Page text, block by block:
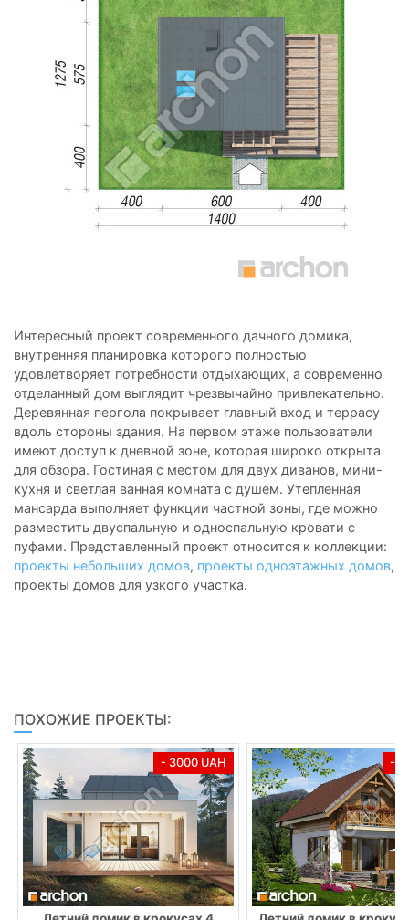
Интересный проект современного дачного домика,
внутренняя планировка которого полностью
удовлетворяет потребности отдыхающих, а современно
отделанный дом выглядит чрезвычайно привлекательно.
Деревянная пергола покрывает главный вход и террасу
вдоль стороны здания. На первом этаже пользователи
имеют доступ к дневной зоне, которая широко открыта
для обзора. Гостиная с местом для двух диванов, мини-
кухня и светлая ванная комната с душем. Утепленная
мансарда выполняет функции частной зоны, где можно
разместить двуспальную и односпальную кровати с
пуфами. Представленный проект относится к коллекции:
проекты небольших домов, проекты одноэтажных домов,
проекты домов для узкого участка.
ПОХОЖИЕ ПРОЕКТЫ:
- 3000 UAH -